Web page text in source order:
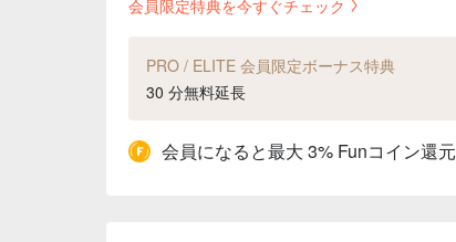
会員限定特典を今すぐチェック
PRO / ELITE 会員限定ボーナス特典
30 分無料延長
会員になると最大 3% Funコイン還元